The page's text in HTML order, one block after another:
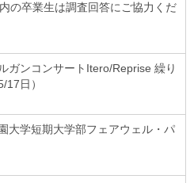
の卒業生は調査回答にご協力くだ
ガンコンサートItero/Reprise 繰り
日）
大学短期大学部フェアウェル・パ